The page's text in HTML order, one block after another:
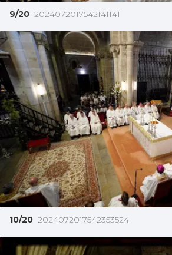
9/20 2024072017542141141
10/20 2024072017542353524